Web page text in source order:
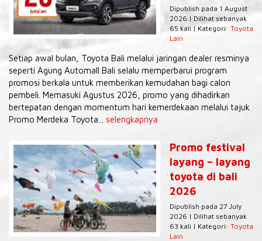
Dipublish pada 1 August
2026 | Dilihat sebanyak
65 kali | Kategori: Toyota
Lain
Setiap awal bulan, Toyota Bali melalui jaringan dealer resminya
seperti Agung Automall Bali selalu memperbarui program
promosi berkala untuk memberikan kemudahan bagi calon
pembeli. Memasuki Agustus 2026, promo yang dihadirkan
bertepatan dengan momentum hari kemerdekaan melalui tajuk
Promo Merdeka Toyota... selengkapnya
Promo festival
layang – layang
toyota di bali
2026
Dipublish pada 27 July
2026 | Dilihat sebanyak
63 kali | Kategori: Toyota
Lain